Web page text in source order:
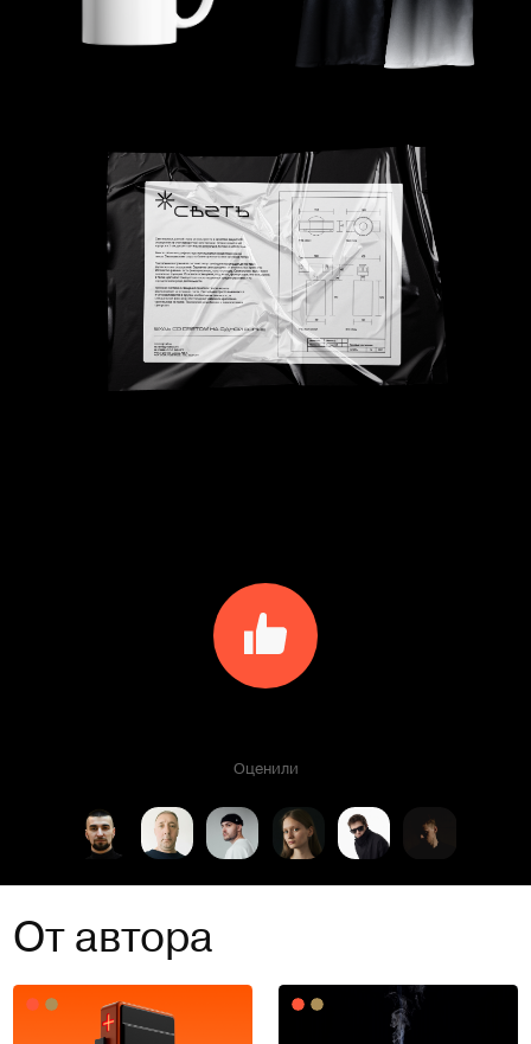
Оценили
От автора